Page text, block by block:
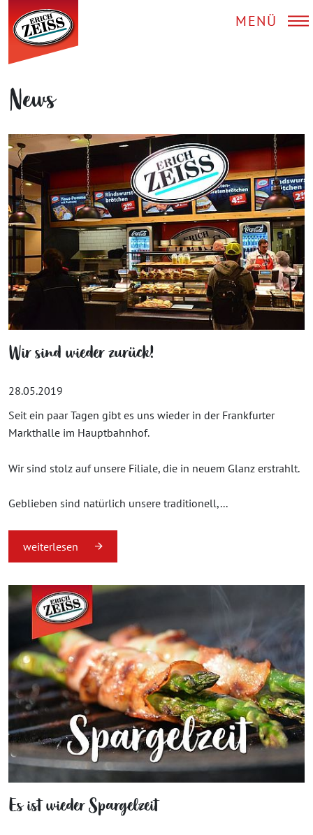
MENÜ
News
Wir sind wieder zurück!
28.05.2019
Seit ein paar Tagen gibt es uns wieder in der Frankfurter
Markthalle im Hauptbahnhof.
Wir sind stolz auf unsere Filiale, die in neuem Glanz erstrahlt.
Geblieben sind natürlich unsere traditionell,...
weiterlesen
Es ist wieder Spargelzeit